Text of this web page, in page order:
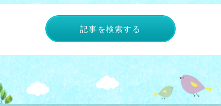
記事を検索する